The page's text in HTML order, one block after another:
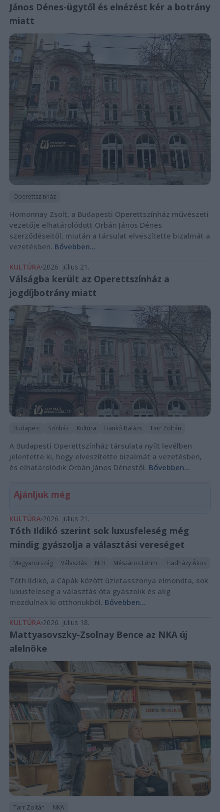
János Dénes-ügytől és elnézést kér a botrány
miatt
Operettszínház
Homonnay Zsolt, a Budapesti Operettszínház művészeti
vezetője elhatárolódott Orbán János Dénes
szerződéseitől, miután a társulat elveszítette bizalmát a
vezetésben. Bővebben...
KULTÚRA 2026. július 21.
Válságba került az Operettszínház a
jogdíjbotrány miatt
Budapest Színház Kultúra Hankó Balázs Tarr Zoltán
A Budapesti Operettszínház társulata nyílt levélben
jelentette ki, hogy elveszítette bizalmát a vezetésben,
és elhatárolódik Orbán János Dénestől. Bővebben...
Ajánljuk még
KULTÚRA 2026. július 21.
Tóth Ildikó szerint sok luxusfeleség még
mindig gyászolja a választási vereséget
Magyarország Választás NER Mészáros Lőrinc Hadházy Ákos
Tóth Ildikó, a Cápák között üzletasszonya elmondta, sok
luxusfeleség a választás óta gyászolik és alig
mozdulnak ki otthonukból. Bővebben...
KULTÚRA 2026. július 18.
Mattyasovszky-Zsolnay Bence az NKA új
alelnöke
Tarr Zoltán NKA